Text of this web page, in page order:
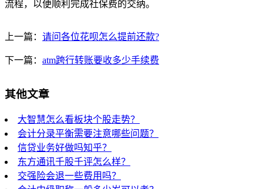
流程，以便顺利完成社保费的交纳。
上一篇： 请问各位花呗怎么提前还款?
下一篇： atm跨行转账要收多少手续费
其他文章
大智慧怎么看板块个股走势？
会计分录平衡需要注意哪些问题？
信贷业务好做吗知乎？
东方通讯千股千评怎么样？
交强险会退一些费用吗？